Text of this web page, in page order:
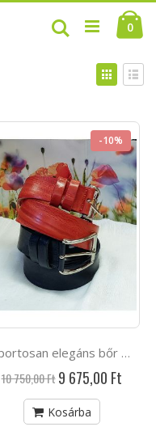
0
Keresés
-10%
Sportosan elegáns bőr farmeröv
10 750,00 Ft Akciós
ár
9 675,00 Ft
Kosárba